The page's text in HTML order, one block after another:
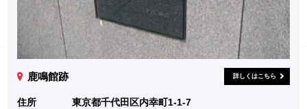
鹿鳴館跡 詳しくはこちら
住所 東京都千代田区内幸町1-1-7